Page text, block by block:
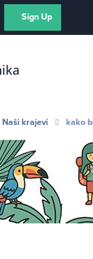
Sign Up
Naši krajevi kako